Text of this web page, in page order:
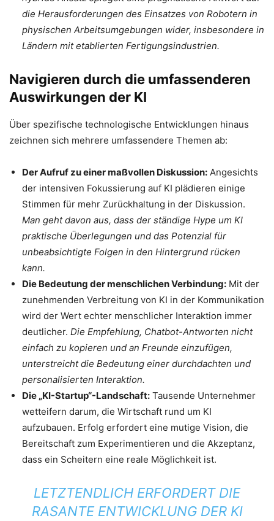
die Herausforderungen des Einsatzes von Robotern in
physischen Arbeitsumgebungen wider, insbesondere in
Ländern mit etablierten Fertigungsindustrien.
Navigieren durch die umfassenderen
Auswirkungen der KI
Über spezifische technologische Entwicklungen hinaus
zeichnen sich mehrere umfassendere Themen ab:
Der Aufruf zu einer maßvollen Diskussion: Angesichts
der intensiven Fokussierung auf KI plädieren einige
Stimmen für mehr Zurückhaltung in der Diskussion.
Man geht davon aus, dass der ständige Hype um KI
praktische Überlegungen und das Potenzial für
unbeabsichtigte Folgen in den Hintergrund rücken
kann.
Die Bedeutung der menschlichen Verbindung: Mit der
zunehmenden Verbreitung von KI in der Kommunikation
wird der Wert echter menschlicher Interaktion immer
deutlicher. Die Empfehlung, Chatbot-Antworten nicht
einfach zu kopieren und an Freunde einzufügen,
unterstreicht die Bedeutung einer durchdachten und
personalisierten Interaktion.
Die „KI-Startup“-Landschaft: Tausende Unternehmer
wetteifern darum, die Wirtschaft rund um KI
aufzubauen. Erfolg erfordert eine mutige Vision, die
Bereitschaft zum Experimentieren und die Akzeptanz,
dass ein Scheitern eine reale Möglichkeit ist.
LETZTENDLICH ERFORDERT DIE
RASANTE ENTWICKLUNG DER KI